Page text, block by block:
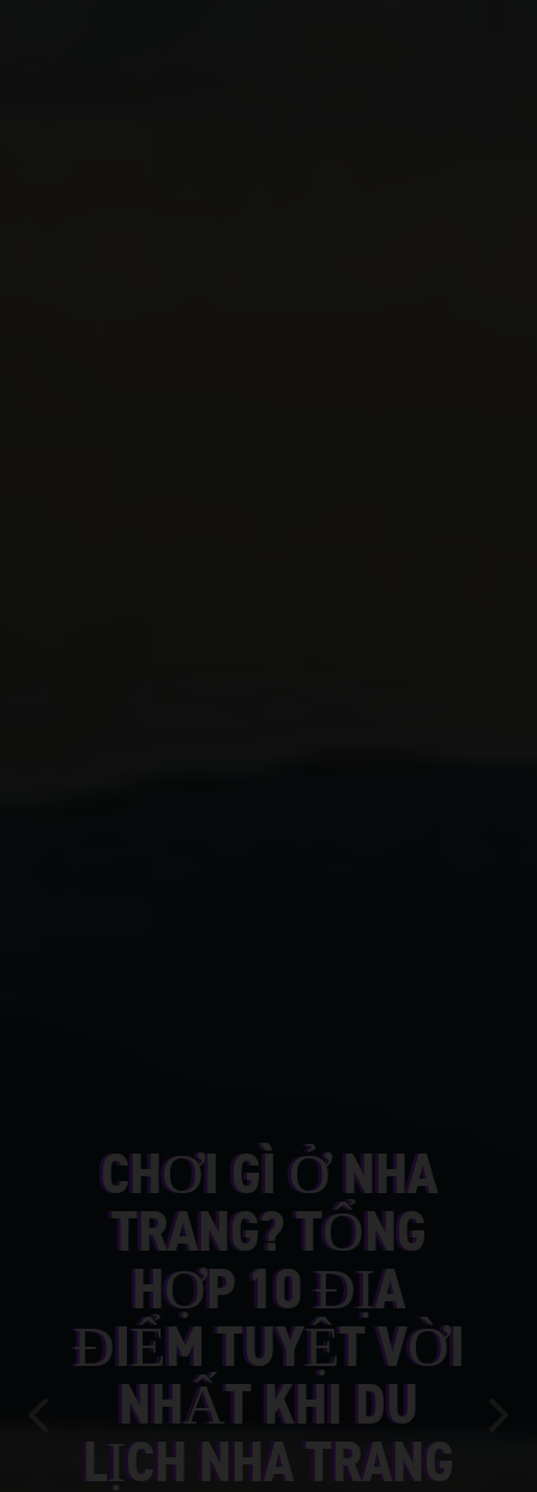
Previous
CHƠI GÌ Ở NHA
TRANG? TỔNG
HỢP 10 ĐỊA
ĐIỂM TUYỆT VỜI
NHẤT KHI DU
LỊCH NHA TRANG